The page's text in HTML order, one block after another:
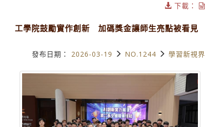
下載：
工學院鼓勵實作創新 加碼獎金讓師生亮點被看見
發布日期： 2026-03-19 NO.1244 學習新視界